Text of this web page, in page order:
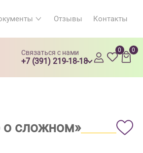
Отзывы Контакты
Связаться с нами
+7 (391) 219-18-18
0 0
о сложном»